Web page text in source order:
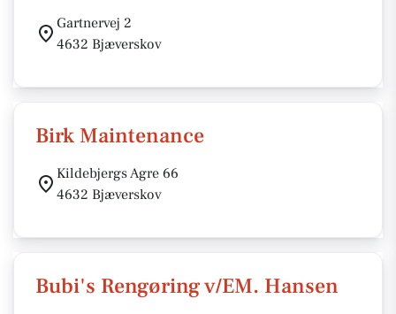
Gartnervej 2
4632 Bjæverskov
Birk Maintenance
Kildebjergs Agre 66
4632 Bjæverskov
Bubi's Rengøring v/EM. Hansen